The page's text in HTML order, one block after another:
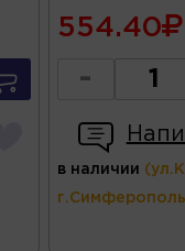
554.40
-
в наличии